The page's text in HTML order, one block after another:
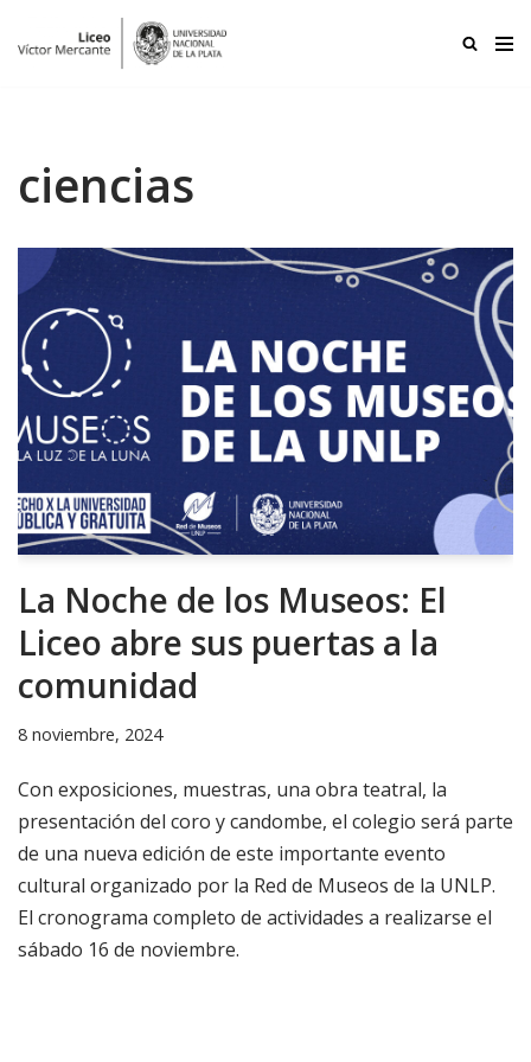
ciencias
La Noche de los Museos: El
Liceo abre sus puertas a la
comunidad
8 noviembre, 2024
Con exposiciones, muestras, una obra teatral, la
presentación del coro y candombe, el colegio será parte
de una nueva edición de este importante evento
cultural organizado por la Red de Museos de la UNLP.
El cronograma completo de actividades a realizarse el
sábado 16 de noviembre.